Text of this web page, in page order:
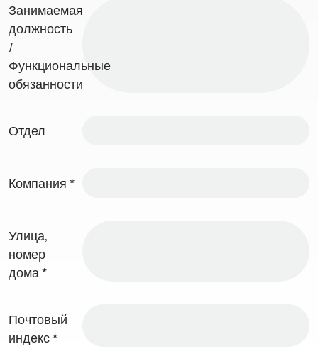
Занимаемая
должность
/
Функциональные
обязанности
Отдел
Компания *
Улица,
номер
дома *
Почтовый
индекс*